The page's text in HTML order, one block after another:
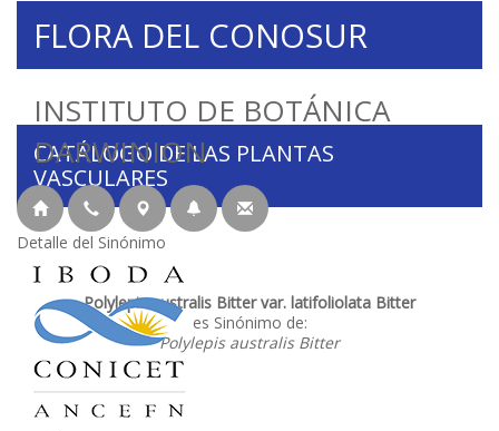
INSTITUTO DE BOTÁNICA
DARWINION
FLORA DEL CONOSUR
CATÁLOGO DE LAS PLANTAS
VASCULARES
Detalle del Sinónimo
Polylepis australis Bitter var. latifoliolata Bitter
es Sinónimo de:
Polylepis australis Bitter